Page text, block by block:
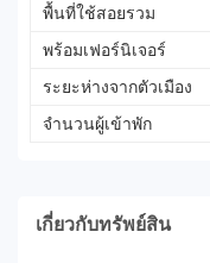
พื้นที่ใช้สอยรวม
พร้อมเฟอร์นิเจอร์
ระยะห่างจากตัวเมือง
จำนวนผู้เข้าพัก
เกี่ยวกับทรัพย์สิน